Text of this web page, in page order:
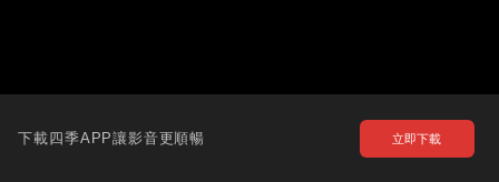
下載四季APP讓影音更順暢 立即下載